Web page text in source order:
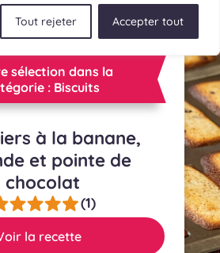
Tout rejeter Accepter tout
RECETTES
INGRÉDIENTS
CULINAIRES
UNE RECETTE
BOUTIQUE
sélection dans la
: Biscuits
à la banane,
et pointe de
chocolat
(1)
la recette